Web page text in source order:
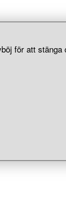
för att stänga